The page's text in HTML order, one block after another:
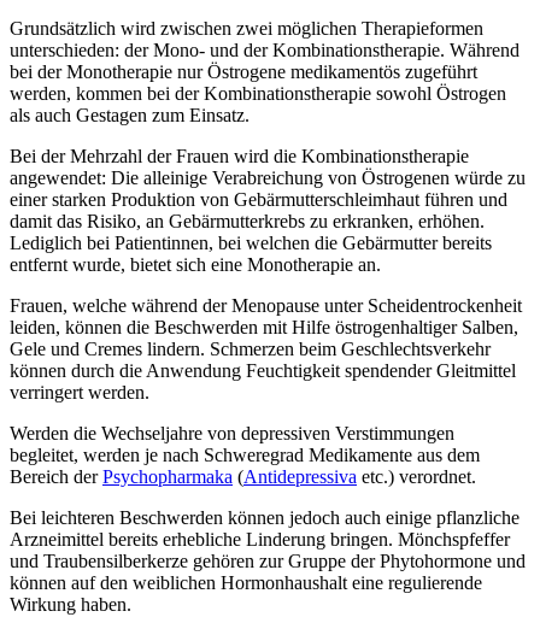
Grundsätzlich wird zwischen zwei möglichen Therapieformen
unterschieden: der Mono- und der Kombinationstherapie. Während
bei der Monotherapie nur Östrogene medikamentös zugeführt
werden, kommen bei der Kombinationstherapie sowohl Östrogen
als auch Gestagen zum Einsatz.
Bei der Mehrzahl der Frauen wird die Kombinationstherapie
angewendet: Die alleinige Verabreichung von Östrogenen würde zu
einer starken Produktion von Gebärmutterschleimhaut führen und
damit das Risiko, an Gebärmutterkrebs zu erkranken, erhöhen.
Lediglich bei Patientinnen, bei welchen die Gebärmutter bereits
entfernt wurde, bietet sich eine Monotherapie an.
Frauen, welche während der Menopause unter Scheidentrockenheit
leiden, können die Beschwerden mit Hilfe östrogenhaltiger Salben,
Gele und Cremes lindern. Schmerzen beim Geschlechtsverkehr
können durch die Anwendung Feuchtigkeit spendender Gleitmittel
verringert werden.
Werden die Wechseljahre von depressiven Verstimmungen
begleitet, werden je nach Schweregrad Medikamente aus dem
Bereich derPsychopharmaka (Antidepressiva etc.) verordnet.
Bei leichteren Beschwerden können jedoch auch einige pflanzliche
Arzneimittel bereits erhebliche Linderung bringen. Mönchspfeffer
und Traubensilberkerze gehören zur Gruppe der Phytohormone und
können auf den weiblichen Hormonhaushalt eine regulierende
Wirkung haben.